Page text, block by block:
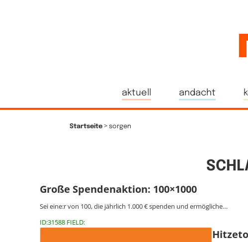
aktuell andacht
Startseite > sorgen
Große Spendenaktion: 100×1000
Sei eine:r von 100, die jährlich 1.000 € spenden und ermögliche…
ID:31588 FIELD: